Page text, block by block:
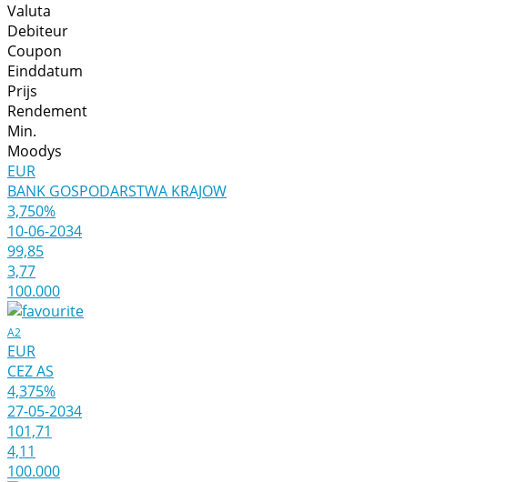
Valuta
Debiteur
Coupon
Einddatum
Prijs
Rendement
Min.
Moodys
EUR
BANK GOSPODARSTWA KRAJOW
3,750%
10-06-2034
99,85
3,77
100.000
A2
EUR
CEZ AS
4,375%
27-05-2034
101,71
4,11
100.000